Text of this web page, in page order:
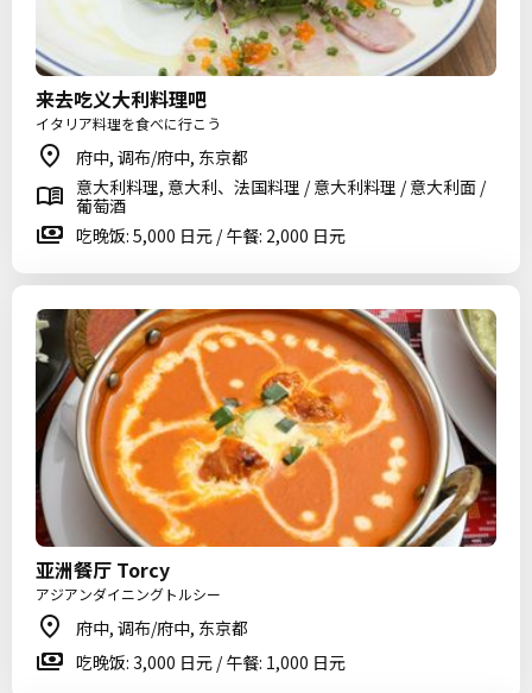
来去吃义大利料理吧
イタリア料理を食べに行こう
府中, 调布/府中, 东京都
意大利料理, 意大利、法国料理 / 意大利料理 / 意大利面 /
葡萄酒
吃晚饭: 5,000 日元 / 午餐: 2,000 日元
亚洲餐厅 Torcy
アジアンダイニングトルシー
府中, 调布/府中, 东京都
吃晚饭: 3,000 日元 / 午餐: 1,000 日元